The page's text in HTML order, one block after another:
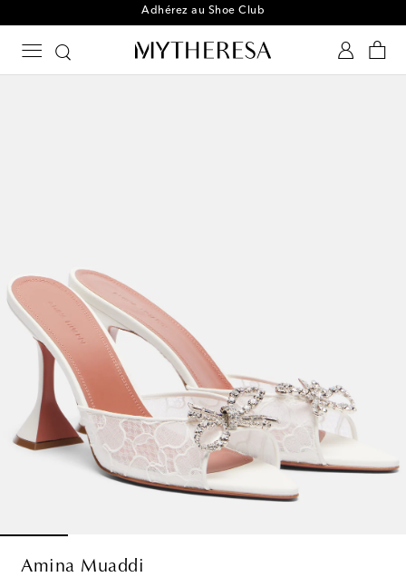
Adhérez au Shoe Club
Amina Muaddi